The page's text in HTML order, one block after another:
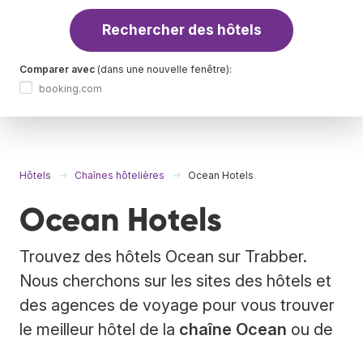
Rechercher des hôtels
Comparer avec (dans une nouvelle fenêtre):
booking.com
Hôtels Chaînes hôtelières Ocean Hotels
Ocean Hotels
Trouvez des hôtels Ocean sur Trabber.
Nous cherchons sur les sites des hôtels et
des agences de voyage pour vous trouver
le meilleur hôtel de la chaîne Ocean ou de